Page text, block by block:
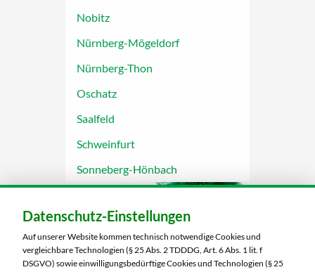
Nobitz
Nürnberg-Mögeldorf
Nürnberg-Thon
Oschatz
Saalfeld
Schweinfurt
Sonneberg-Hönbach
Datenschutz-Einstellungen
Auf unserer Website kommen technisch notwendige Cookies und
vergleichbare Technologien (§ 25 Abs. 2 TDDDG, Art. 6 Abs. 1 lit. f
DSGVO) sowie einwilligungsbedürftige Cookies und Technologien (§ 25